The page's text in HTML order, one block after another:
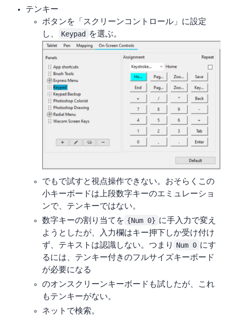
テンキー
ボタンを「スクリーンコントロール」に設定
し、
Keypad を選ぶ。
でも Blender で試すと視点操作できない。おそらくこの
小キーボードは上段数字キーのエミュレーショ
ンで、テンキーではない。
数字キーの割り当てを {Num 0} に手入力で変え
ようとしたが、入力欄はキー押下しか受け付け
ず、テキストは認識しない。つまり
Num 0 にす
るには、テンキー付きのフルサイズキーボード
が必要になる…
Windows 10 のオンスクリーンキーボードも試したが、これ
もテンキーがない。
ネットで検索。